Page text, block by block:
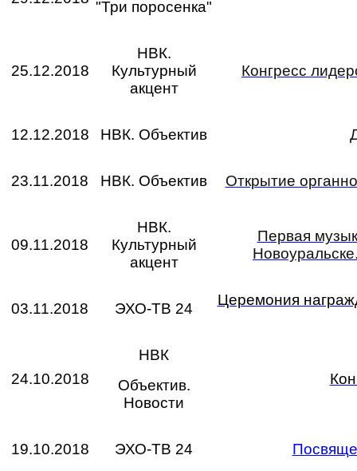
"Три поросенка"
25.12.2018
НВК.
Культурный
акцент
Конгресс
12.12.2018 НВК. Объектив
23.11.2018 НВК. Объектив Открытие
09.11.2018
НВК.
Культурный
акцент
Первая
03.11.2018 ЭХО-ТВ 24
Церемония
24.10.2018
НВК
Объектив.
Новости
19.10.2018 ЭХО-ТВ 24